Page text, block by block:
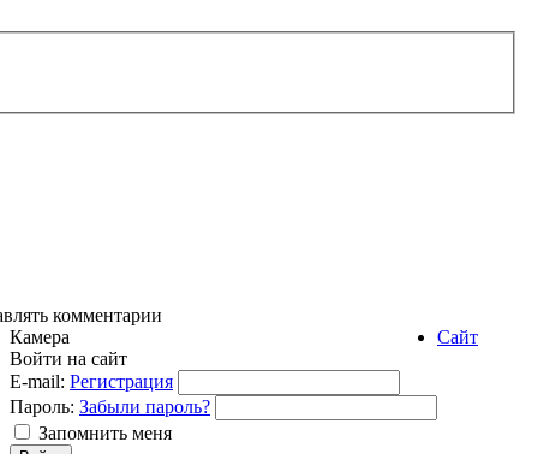
комментарии
Камера
Войти на сайт
E-mail: Регистрация
Пароль: Забыли пароль?
Запомнить меня
Сайт